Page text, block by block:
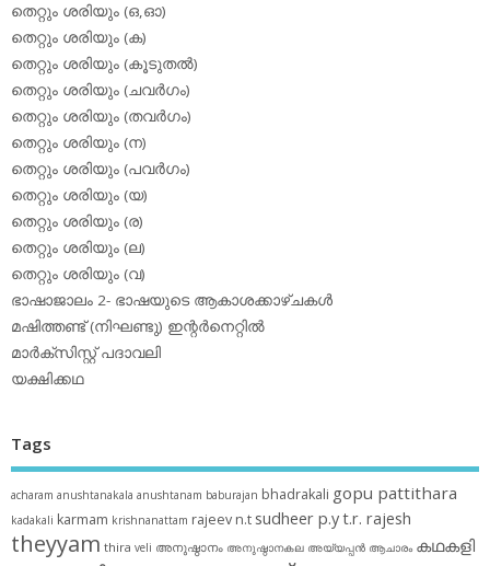
തെറ്റും ശരിയും (ഒ,ഓ)
തെറ്റും ശരിയും (ക)
തെറ്റും ശരിയും (കൂടുതല്‍)
തെറ്റും ശരിയും (ചവര്‍ഗം)
തെറ്റും ശരിയും (തവര്‍ഗം)
തെറ്റും ശരിയും (ന)
തെറ്റും ശരിയും (പവര്‍ഗം)
തെറ്റും ശരിയും (യ)
തെറ്റും ശരിയും (ര)
തെറ്റും ശരിയും (ല)
തെറ്റും ശരിയും (വ)
ഭാഷാജാലം 2- ഭാഷയുടെ ആകാശക്കാഴ്ചകള്‍
മഷിത്തണ്ട് (നിഘണ്ടു) ഇന്റര്‍നെറ്റില്‍
മാര്‍ക്‌സിസ്റ്റ് പദാവലി
യക്ഷിക്കഥ
Tags
acharam anushtanakala anushtanam baburajan bhadrakali gopu pattithara
kadakali karmam krishnanattam rajeev n.t sudheer p.yt.r. rajesh
theyyam thira veli അനുഷ്ഠാനം അനുഷ്ഠാനകല അയ്യപ്പന്‍ ആചാരം കഥകളി